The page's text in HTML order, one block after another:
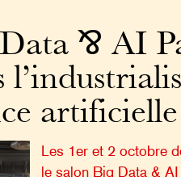
⅋ AI
artificielle
Les 1er et 2 octobre
le salon Big Data &